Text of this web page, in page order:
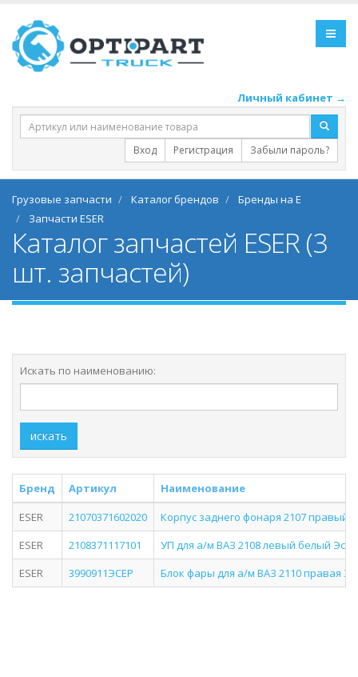
Личный кабинет →
Вход Регистрация Забыли пароль?
Грузовые запчасти Каталог брендов
Бренды на E
Запчасти ESER
Каталог запчастей ESER (3
шт. запчастей)
Искать по наименованию:
искать
Бренд Артикул
Наименование
ESER
21070371602020
Корпус заднего фонаря 2107 правый
ESER
2108371117101
УП для а/м ВАЗ 2108 левый белый Эсер
ESER
3990911ЭСЕР Блок фары для а/м ВАЗ 2110 правая